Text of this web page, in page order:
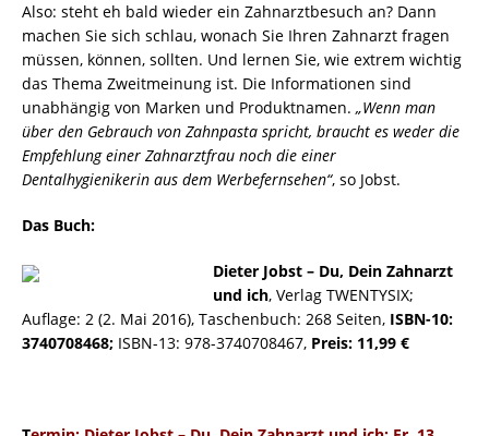
Also: steht eh bald wieder ein Zahnarztbesuch an? Dann
machen Sie sich schlau, wonach Sie Ihren Zahnarzt fragen
müssen, können, sollten. Und lernen Sie, wie extrem wichtig
das Thema Zweitmeinung ist. Die Informationen sind
unabhängig von Marken und Produktnamen. „Wenn man
über den Gebrauch von Zahnpasta spricht, braucht es weder die
Empfehlung einer Zahnarztfrau noch die einer
Dentalhygienikerin aus dem Werbefernsehen“, so Jobst.
Das Buch:
Dieter Jobst – Du, Dein Zahnarzt
und ich, Verlag TWENTYSIX;
Auflage: 2 (2. Mai 2016), Taschenbuch: 268 Seiten, ISBN-10:
3740708468; ISBN-13: 978-3740708467, Preis: 11,99 €